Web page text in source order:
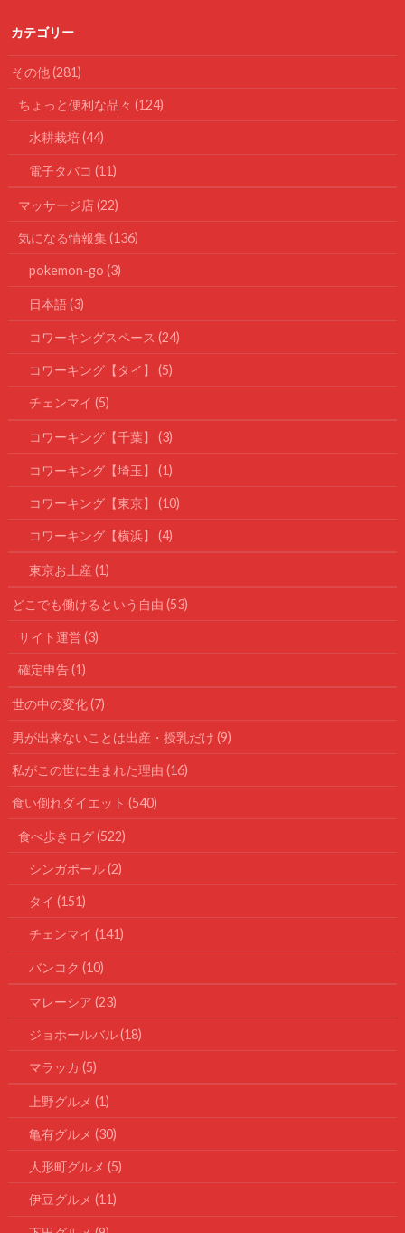
カテゴリー
その他(281)
ちょっと便利な品々(124)
水耕栽培(44)
電子タバコ (11)
マッサージ店(22)
気になる情報集(136)
pokemon-go (3)
日本語(3)
コワーキングスペース (24)
コワーキング【タイ】 (5)
チェンマイ (5)
コワーキング【千葉】 (3)
コワーキング【埼玉】 (1)
コワーキング【東京】 (10)
コワーキング【横浜】 (4)
東京お土産 (1)
どこでも働けるという自由(53)
サイト運営(3)
確定申告(1)
世の中の変化(7)
男が出来ないことは出産・授乳だけ(9)
私がこの世に生まれた理由(16)
食い倒れダイエット(540)
食べ歩きログ(522)
シンガポール(2)
タイ (151)
チェンマイ (141)
バンコク (10)
マレーシア (23)
ジョホールバル(18)
マラッカ (5)
上野グルメ (1)
亀有グルメ (30)
人形町グルメ (5)
伊豆グルメ (11)